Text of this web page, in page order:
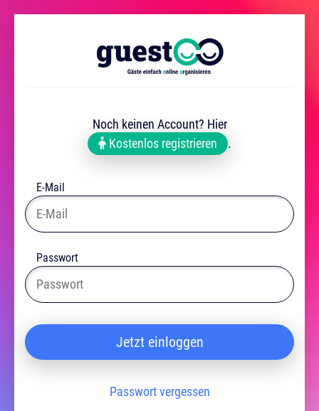
Noch keinen Account? Hier
Kostenlos registrieren
.
E-Mail
Passwort
Jetzt einloggen
Passwort vergessen